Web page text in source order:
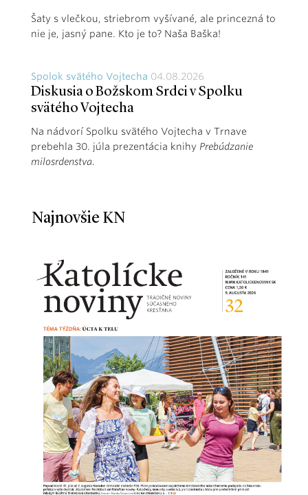
Šaty s vlečkou, striebrom vyšívané, ale princezná to
nie je, jasný pane. Kto je to? Naša Baška!
Spolok svätého Vojtecha 04.08.2026
Diskusia o Božskom Srdci v Spolku
svätého Vojtecha
Na nádvorí Spolku svätého Vojtecha v Trnave
prebehla 30. júla prezentácia knihy Prebúdzanie
milosrdenstva.
Najnovšie KN